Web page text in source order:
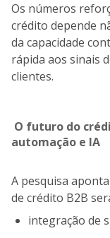
Os números
crédito depende
da capacidade
rápida aos sinais
clientes.
O futuro do
automação e IA
A pesquisa
de crédito B2B
integração de